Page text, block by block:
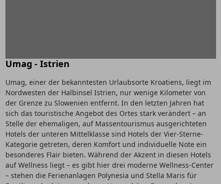
Umag - Istrien
Umag, einer der bekanntesten Urlaubsorte Kroatiens, liegt im
Nordwesten der Halbinsel Istrien, nur wenige Kilometer von
der Grenze zu Slowenien entfernt. In den letzten Jahren hat
sich das touristische Angebot des Ortes stark verändert – an
Stelle der ehemaligen, auf Massentourismus ausgerichteten
Hotels der unteren Mittelklasse sind Hotels der Vier-Sterne-
Kategorie getreten, deren Komfort und individuelle Note ein
besonderes Flair bieten. Während der Akzent in diesen Hotels
auf Wellness liegt – es gibt hier drei moderne Wellness-Center
– stehen die Ferienanlagen Polynesia und Stella Maris für